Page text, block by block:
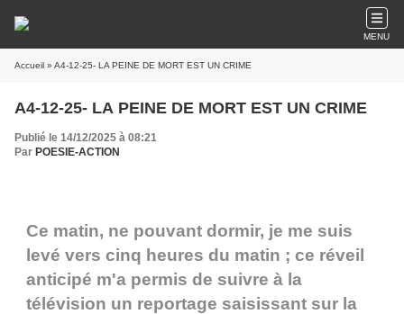
MENU
Accueil » A4-12-25- LA PEINE DE MORT EST UN CRIME
A4-12-25- LA PEINE DE MORT EST UN CRIME
Publié le 14/12/2025 à 08:21
Par POESIE-ACTION
Ce matin, ne pouvant dormir, je me suis
levé vers cinq heures du matin ; ce réveil
anticipé m'a permis de suivre à la
télévision un reportage saisissant sur la